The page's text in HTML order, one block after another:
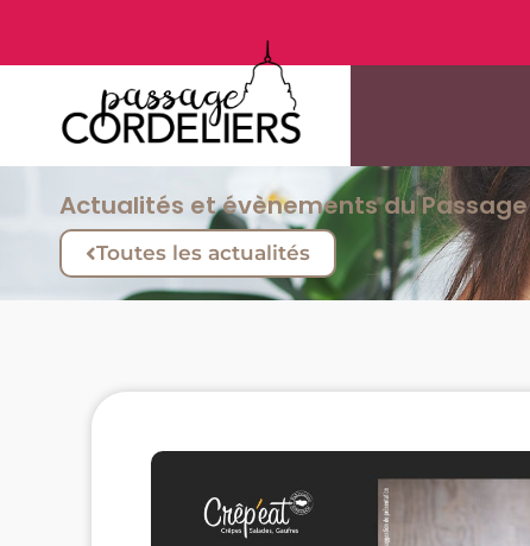
Actualités et évènements du
Toutes les actualités